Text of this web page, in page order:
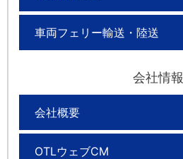
車両フェリー輸送・陸送
会社情報
会社概要
OTLウェブCM